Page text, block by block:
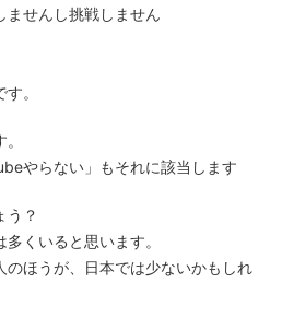
ませんし挑戦しません
。
やらない」もそれに該当します
う？
くいると思います。
のほうが、日本では少ないかもしれ